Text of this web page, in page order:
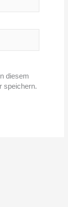
diesem
speichern.